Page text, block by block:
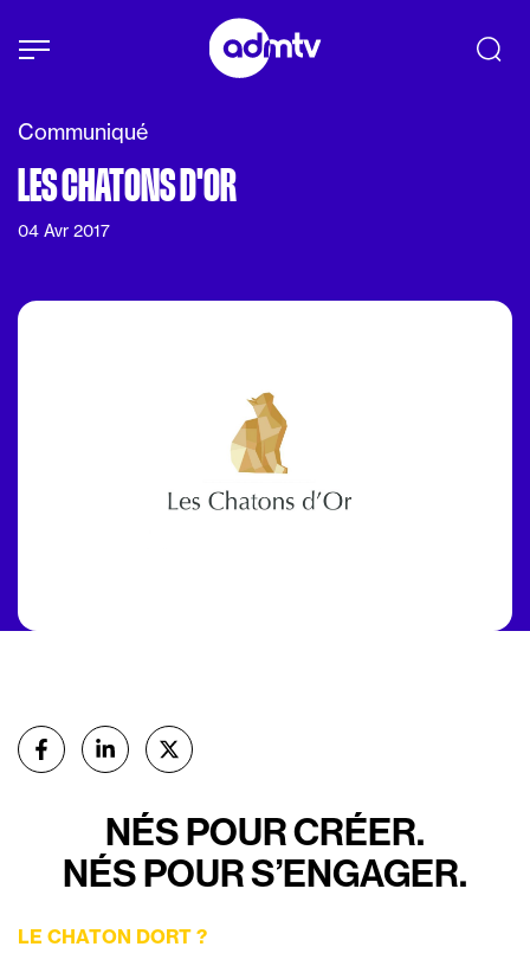
Aller au contenu principal
Communiqué
LES CHATONS D'OR
04 Avr 2017
Partager
sur Facebook
sur Linkedinsur X (Twitter)
NÉS POUR CRÉER.
NÉS POUR S’ENGAGER.
LE CHATON DORT ?
Panneau de gestion des cookies